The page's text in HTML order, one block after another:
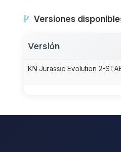
Versiones
Versión
KN Jurassic Evolution 2-